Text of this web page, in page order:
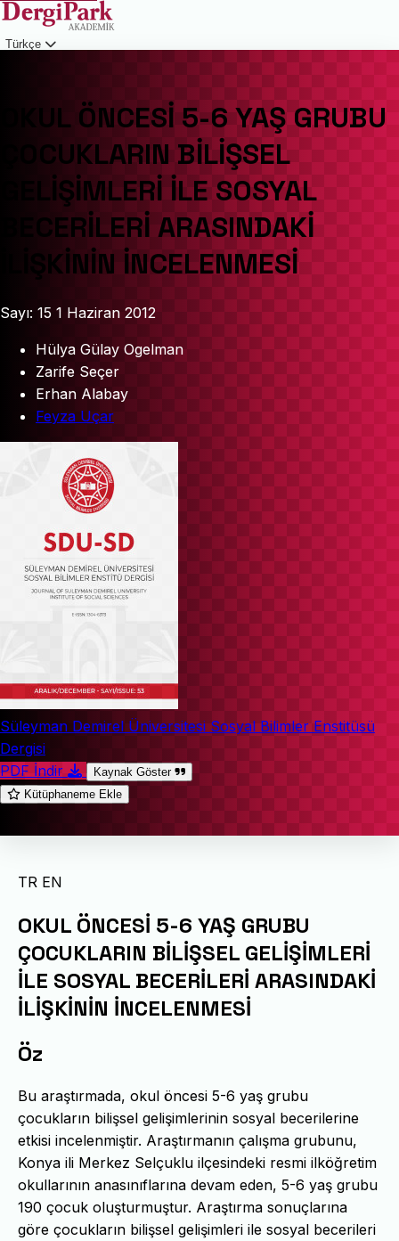
Türkçe
OKUL ÖNCESİ 5-6 YAŞ GRUBU
ÇOCUKLARIN BİLİŞSEL
GELİŞİMLERİ İLE SOSYAL
BECERİLERİ ARASINDAKİ
İLİŞKİNİN İNCELENMESİ
Sayı: 15 1 Haziran 2012
Hülya Gülay Ogelman
Zarife Seçer
Erhan Alabay
Feyza Uçar
Süleyman Demirel Üniversitesi Sosyal Bilimler Enstitüsü
Dergisi
PDF İndir
Kaynak Göster
Kütüphaneme Ekle
TR EN
OKUL ÖNCESİ 5-6 YAŞ GRUBU
ÇOCUKLARIN BİLİŞSEL GELİŞİMLERİ
İLE SOSYAL BECERİLERİ ARASINDAKİ
İLİŞKİNİN İNCELENMESİ
Öz
Bu araştırmada, okul öncesi 5-6 yaş grubu
çocukların bilişsel gelişimlerinin sosyal becerilerine
etkisi incelenmiştir. Araştırmanın çalışma grubunu,
Konya ili Merkez Selçuklu ilçesindeki resmi ilköğretim
okullarının anasınıflarına devam eden, 5-6 yaş grubu
190 çocuk oluşturmuştur. Araştırma sonuçlarına
göre çocukların bilişsel gelişimleri ile sosyal becerileri